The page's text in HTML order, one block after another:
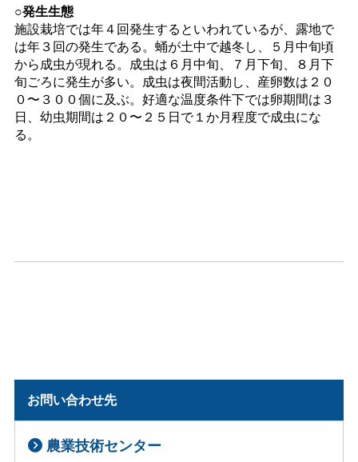
○発生生態
施設栽培では年４回発生するといわれているが、露地で
は年３回の発生である。蛹が土中で越冬し、５月中旬頃
から成虫が現れる。成虫は６月中旬、７月下旬、８月下
旬ごろに発生が多い。成虫は夜間活動し、産卵数は２０
０〜３００個に及ぶ。好適な温度条件下では卵期間は３
日、幼虫期間は２０〜２５日で１か月程度で成虫にな
る。
お問い合わせ先
農業技術センター